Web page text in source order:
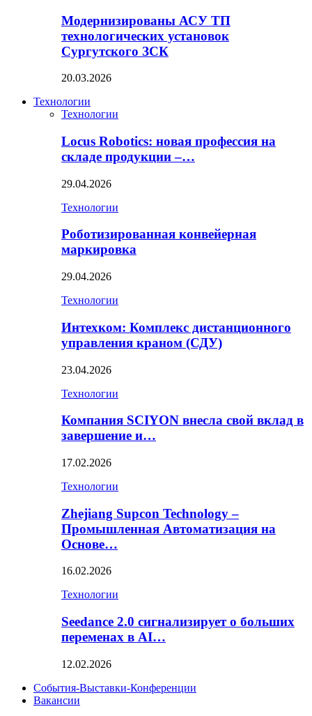
Модернизированы АСУ ТП
технологических установок
Сургутского ЗСК
20.03.2026
Технологии
Технологии
Locus Robotics: новая профессия на
складе продукции –…
29.04.2026
Технологии
Роботизированная конвейерная
маркировка
29.04.2026
Технологии
Интехком: Комплекс дистанционного
управления краном (СДУ)
23.04.2026
Технологии
Компания SCIYON внесла свой вклад в
завершение и…
17.02.2026
Технологии
Zhejiang Supcon Technology –
Промышленная Автоматизация на
Основе…
16.02.2026
Технологии
Seedance 2.0 сигнализирует о больших
переменах в AI…
12.02.2026
События-Выставки-Конференции
Вакансии